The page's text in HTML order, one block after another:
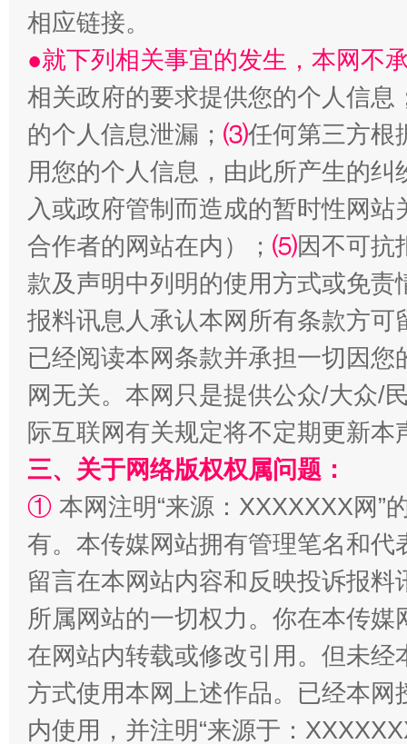
相应链接。
●就下列相关事宜的发生，本网不
相关政府的要求提供您的个人信息
的个人信息泄漏； ⑶任何第三方根
用您的个人信息，由此所产生的纠
入或政府管制而造成的暂时性网
合作者的网站在内）； ⑸因不可抗
款及声明中列明的使用方式或免责
报料讯息人承认本网所有条款方
已经阅读本网条款并承担一切因
网无关。本网只是提供公众/大众/
际互联网有关规定将不定期更新本
三、关于网络版权权属问题：
① 本网注明“来源：XXXXXXX网”
有。本传媒网站拥有管理笔名和
留言在本网站内容和反映投诉报
所属网站的一切权力。你在本传
在网站内转载或修改引用。但未
方式使用本网上述作品。已经本
内使用，并注明“来源于：